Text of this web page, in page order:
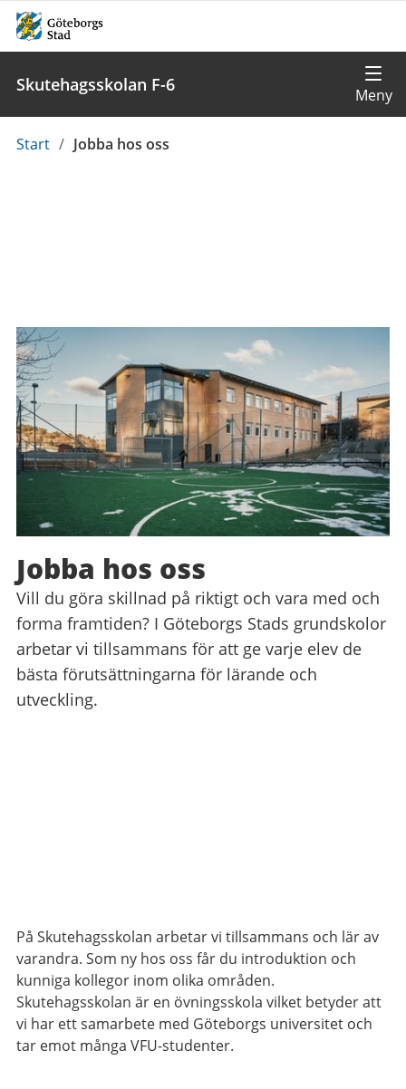
Skutehagsskolan F-6
Du
Start / Jobba hos oss
Jobba hos oss
Vill du göra skillnad på riktigt och vara med och
forma framtiden? I Göteborgs Stads grundskolor
arbetar vi tillsammans för att ge varje elev de
bästa förutsättningarna för lärande och
utveckling.
På Skutehagsskolan arbetar vi tillsammans och lär av
varandra. Som ny hos oss får du introduktion och
kunniga kollegor inom olika områden.
Skutehagsskolan är en övningsskola vilket betyder att
vi har ett samarbete med Göteborgs universitet och
tar emot många VFU-studenter.